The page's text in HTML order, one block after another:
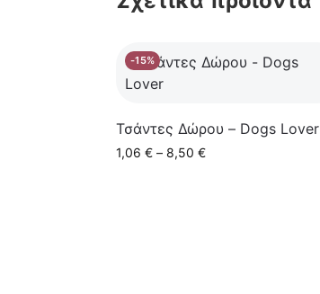
-15%
Τσάντες Δώρου – Dogs Lover
1,06 € – 8,50 €